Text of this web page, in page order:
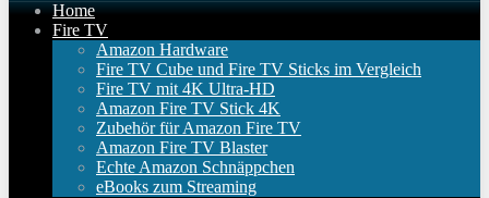
Home
Fire TV
Amazon Hardware
Fire TV Cube und Fire TV Sticks im Vergleich
Fire TV mit 4K Ultra-HD
Amazon Fire TV Stick 4K
Zubehör für Amazon Fire TV
Amazon Fire TV Blaster
Echte Amazon Schnäppchen
eBooks zum Streaming